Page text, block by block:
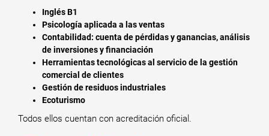
Inglés B1
Psicología aplicada a las ventas
Contabilidad: cuenta de pérdidas y ganancias, análisis
de inversiones y financiación
Herramientas tecnológicas al servicio de la gestión
comercial de clientes
Gestión de residuos industriales
Ecoturismo
Todos ellos cuentan con acreditación oficial.